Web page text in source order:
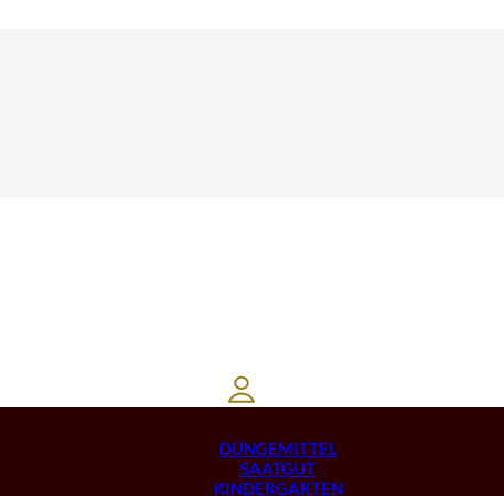
DÜNGEMITTEL
SAATGUT
KINDERGARTEN